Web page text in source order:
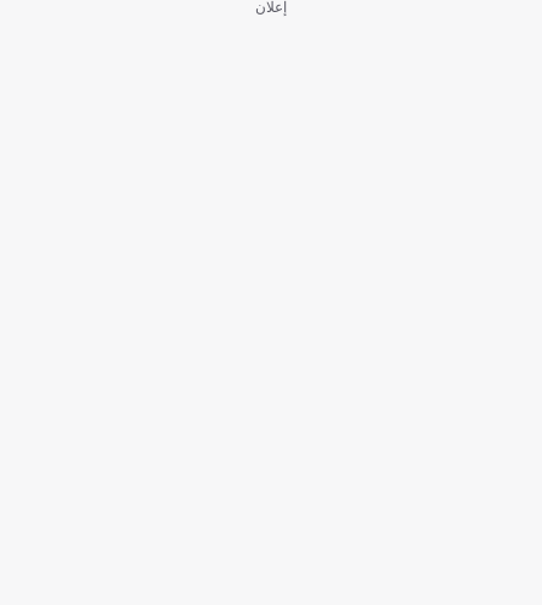
إعلان